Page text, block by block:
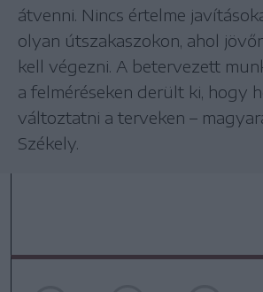
átvenni. Nincs értelme
olyan útszakaszokon, ahol
kell végezni. A betervezett
a felméréseken derült ki, hogy
változtatni a terveken –
Székely.